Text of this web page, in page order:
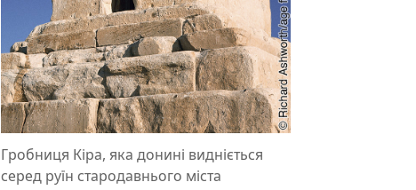
Гробниця Кіра, яка донині видніється
серед руїн стародавнього міста